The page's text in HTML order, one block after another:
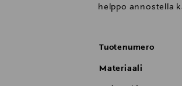
helppo annostella
Tuotenumero
Materiaali